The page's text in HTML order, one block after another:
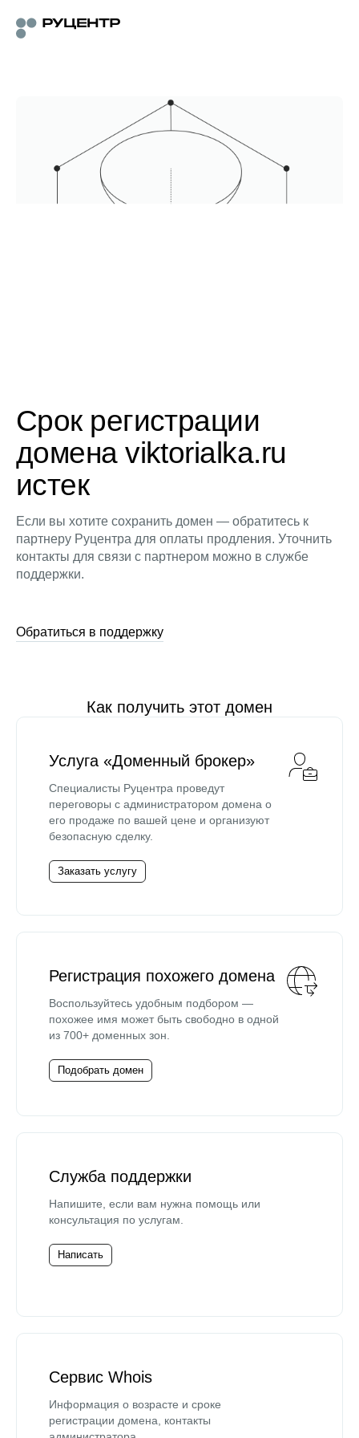
Срок регистрации
домена viktorialka.ru
истек
Если вы хотите сохранить домен — обратитесь к
партнеру Руцентра для оплаты продления. Уточнить
контакты для связи с партнером можно в службе
поддержки.
Обратиться в поддержку
Как получить этот домен
Услуга «Доменный брокер»
Специалисты Руцентра проведут
переговоры с администратором домена о
его продаже по вашей цене и организуют
безопасную сделку.
Заказать услугу
Регистрация похожего домена
Воспользуйтесь удобным подбором —
похожее имя может быть свободно в одной
из 700+ доменных зон.
Подобрать домен
Служба поддержки
Напишите, если вам нужна помощь или
консультация по услугам.
Написать
Сервис Whois
Информация о возрасте и сроке
регистрации домена, контакты